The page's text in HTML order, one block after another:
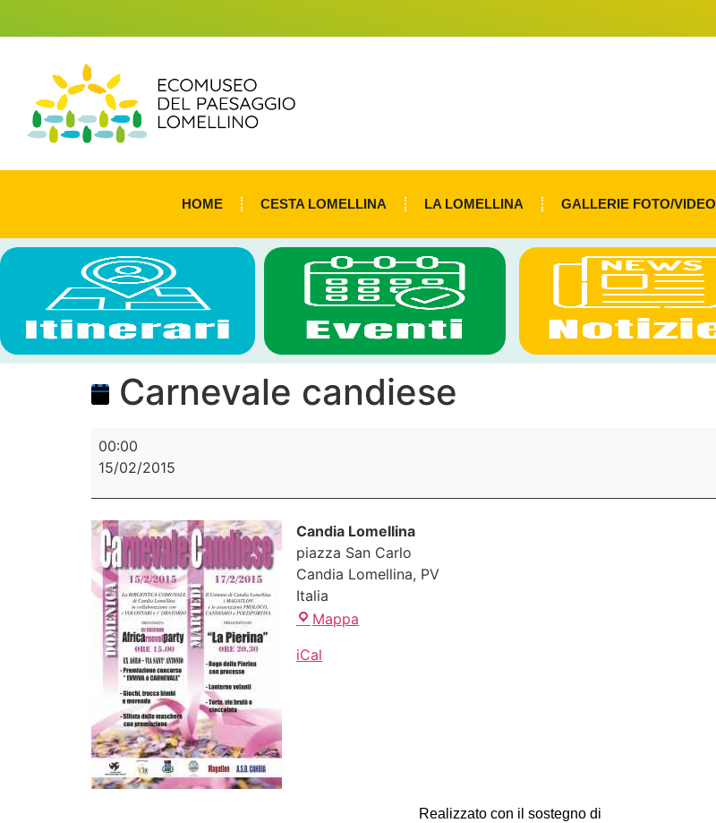
HOME CESTA LOMELLINA LA LOMELLINA GALLERIE FOTO/VIDEO
Carnevale candiese
00:00
15/02/2015
Candia Lomellina
piazza San Carlo
Candia Lomellina, PV
Italia
Mappa
iCal
Realizzato con il sostegno di